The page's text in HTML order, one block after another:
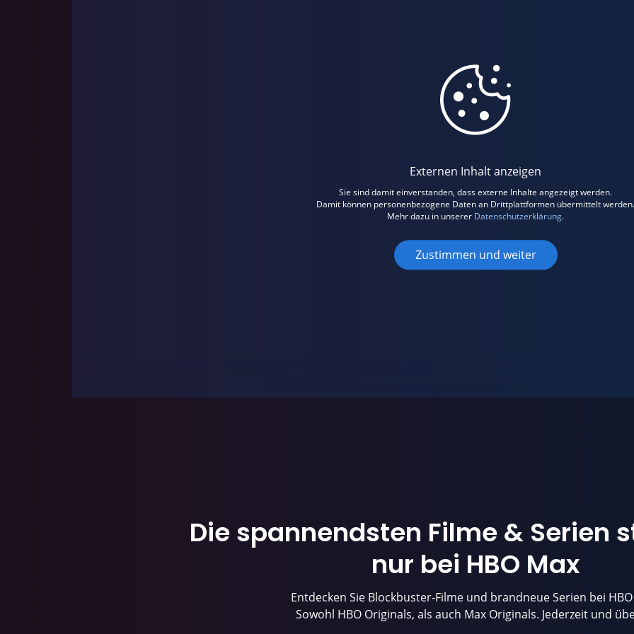
Externen Inhalt anzeigen
Sie sind damit einverstanden, dass externe Inhalte angezeigt werden.
Damit können personenbezogene Daten an Drittplattformen übermittelt werden.
Mehr dazu in unserer Datenschutzerklärung.
Zustimmen und weiter
Die spannendsten Filme & Serien
nur bei HBO Max
Entdecken Sie Blockbuster-Filme und brandneue Serien bei
Sowohl HBO Originals, als auch Max Originals. Jederzeit und